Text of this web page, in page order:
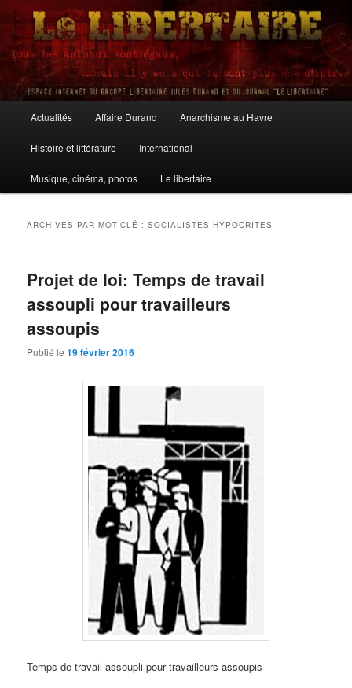
Aller
contenu
principal
Aller
contenu
secondaire
Le Libertaire
principal
Actualités Affaire Durand Anarchisme au Havre
Histoire et littérature International
Musique, cinéma, photos Le libertaire
ARCHIVES PAR MOT-CLÉ :SOCIALISTES HYPOCRITES
Projet de loi: Temps de travail
assoupli pour travailleurs
assoupis
Publié le19 février 2016
Temps de travail assoupli pour travailleurs assoupis